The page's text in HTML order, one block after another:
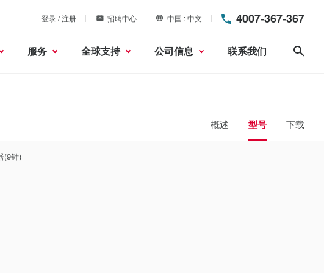
登录 / 注册 招聘中心 中国 中文 4007-367-367
服务 全球支持 公司信息 联系我们
概述 型号 下载
(9针)